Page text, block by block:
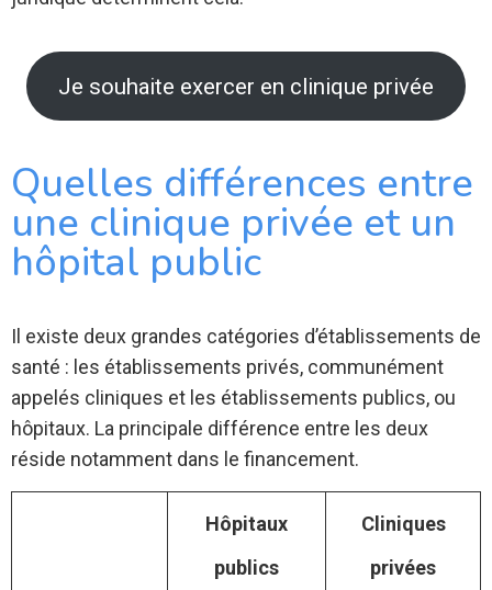
Je souhaite exercer en clinique privée
Quelles différences entre
une clinique privée et un
hôpital public
Il existe deux grandes catégories d’établissements de
santé : les établissements privés, communément
appelés cliniques et les établissements publics, ou
hôpitaux. La principale différence entre les deux
réside notamment dans le financement.
Hôpitaux
publics
Cliniques
privées